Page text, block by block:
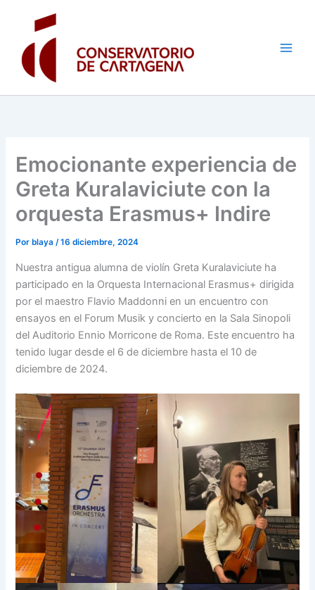
contenido
Emocionante experiencia de
Greta Kuralaviciute con la
orquesta Erasmus+ Indire
Por blaya/16 diciembre, 2024
Nuestra antigua alumna de violín Greta Kuralaviciute ha
participado en la Orquesta Internacional Erasmus+ dirigida
por el maestro Flavio Maddonni en un encuentro con
ensayos en el Forum Musik y concierto en la Sala Sinopoli
del Auditorio Ennio Morricone de Roma. Este encuentro ha
tenido lugar desde el 6 de diciembre hasta el 10 de
diciembre de 2024.